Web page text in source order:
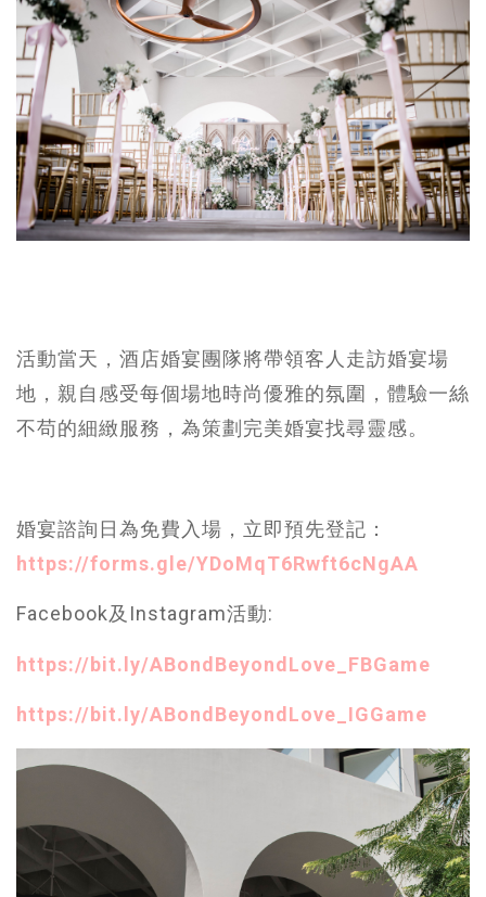
活動當天，酒店婚宴團隊將帶領客人走訪婚宴場
地，親自感受每個場地時尚優雅的氛圍，體驗一絲
不苟的細緻服務，為策劃完美婚宴找尋靈感。
婚宴諮詢日為免費入場，立即預先登記：
https://forms.gle/YDoMqT6Rwft6cNgAA
Facebook及Instagram活動:
https://bit.ly/ABondBeyondLove_FBGame
https://bit.ly/ABondBeyondLove_IGGame